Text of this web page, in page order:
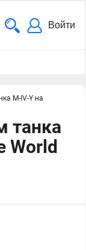
Войти
M-IV-Y на
танка
World